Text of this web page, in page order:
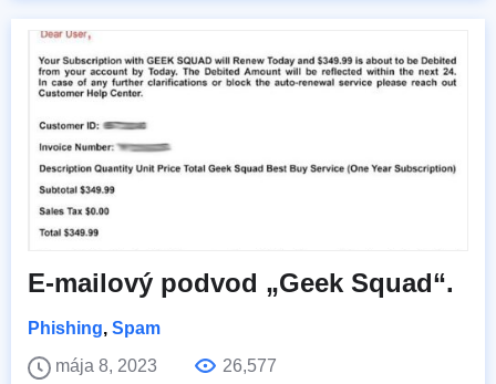
E-mailový podvod „Geek Squad“.
Phishing, Spam
mája 8, 2023
26,577